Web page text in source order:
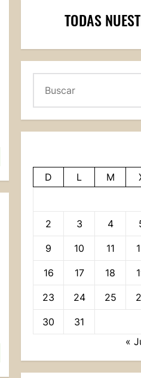
TODAS
D L M
2 3 4
9 10 11
16 17 18
23 24 25
30
31
«